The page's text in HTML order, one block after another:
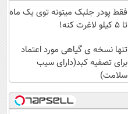
فقط پودر جلبک میتونه توی یک ماه
تا 5 کیلو لاغرت کنه!
تنها نسخه ی گیاهی مورد اعتماد
برای تصفیه کبد(دارای سیب
سلامت)